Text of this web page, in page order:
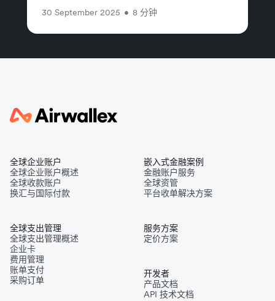
30 September 2025 • 8 分钟
全球企业账户
全球企业账户概述
全球收款账户
换汇与国际付款
全球支出管理
全球支出管理概述
企业卡
费用管理
账单支付
采购订单
嵌入式金融案例
金融账户服务
全球资管
平台收单解决方案
服务方案
定价方案
开发者
产品文档
API 技术文档